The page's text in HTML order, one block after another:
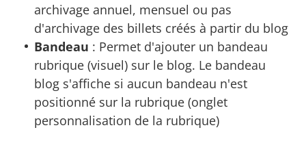
archivage annuel, mensuel ou pas
d'archivage des billets créés à partir du blog
Bandeau : Permet d'ajouter un bandeau
rubrique (visuel) sur le blog. Le bandeau
blog s'affiche si aucun bandeau n'est
positionné sur la rubrique (onglet
personnalisation de la rubrique)